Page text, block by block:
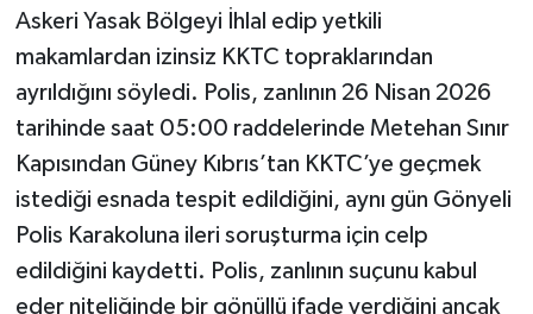
Askeri Yasak Bölgeyi İhlal edip yetkili
makamlardan izinsiz KKTC topraklarından
ayrıldığını söyledi. Polis, zanlının 26 Nisan 2026
tarihinde saat 05:00 raddelerinde Metehan Sınır
Kapısından Güney Kıbrıs’tan KKTC’ye geçmek
istediği esnada tespit edildiğini, aynı gün Gönyeli
Polis Karakoluna ileri soruşturma için celp
edildiğini kaydetti. Polis, zanlının suçunu kabul
eder niteliğinde bir gönüllü ifade verdiğini ancak